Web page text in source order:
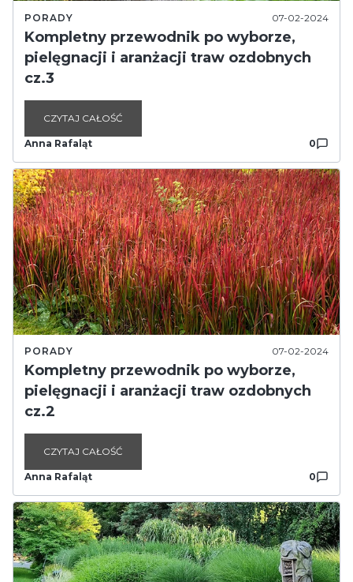
PORADY 07-02-2024
Kompletny przewodnik po wyborze,
pielęgnacji i aranżacji traw ozdobnych
cz.3
CZYTAJ CAŁOŚĆ
Anna Rafaląt 0
PORADY 07-02-2024
Kompletny przewodnik po wyborze,
pielęgnacji i aranżacji traw ozdobnych
cz.2
CZYTAJ CAŁOŚĆ
Anna Rafaląt 0